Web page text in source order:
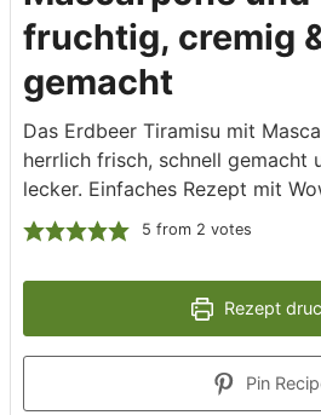
fruchtig, cremig
gemacht
Das Erdbeer Tiramisu mit
herrlich frisch, schnell gemacht
lecker. Einfaches Rezept mit
5 from 2 votes
Rezept
Pin